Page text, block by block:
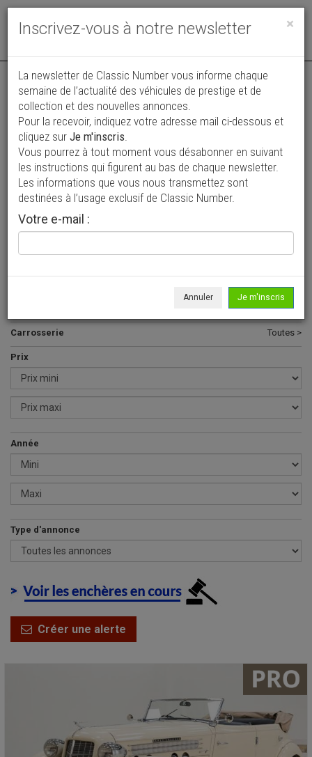
Toggle
Vos annonces vues par
plus de 4 millions de collectionneurs
Ajouter une annonce
> Rechercher un véhicule
Tous >
Carrosserie Toutes >
Prix
Année
Type d'annonce
Créer une alerte
×
Inscrivez-vous à notre newsletter
La newsletter de Classic Number vous informe chaque
semaine de l’actualité des véhicules de prestige et de
collection et des nouvelles annonces.
Pour la recevoir, indiquez votre adresse mail ci-dessous et
cliquez sur Je m'inscris.
Vous pourrez à tout moment vous désabonner en suivant
les instructions qui figurent au bas de chaque newsletter.
Les informations que vous nous transmettez sont
destinées à l’usage exclusif de Classic Number.
Votre e-mail :
Annuler Je m'inscris